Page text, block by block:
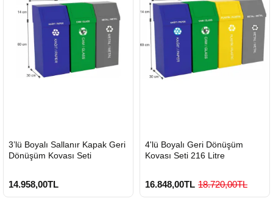
HIZLI
GÖNDERİ
3’lü Boyalı Sallanır Kapak Geri
Dönüşüm Kovası Seti
14.958,00TL
HIZLI
GÖNDERİ
4'lü Boyalı Geri Dönüşüm
Kovası Seti 216 Litre
16.848,00TL 18.720,00TL